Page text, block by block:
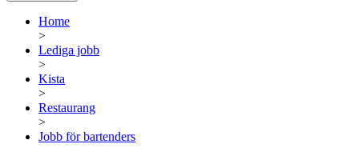
Home
>
Lediga jobb
>
Kista
>
Restaurang
>
Jobb för bartenders